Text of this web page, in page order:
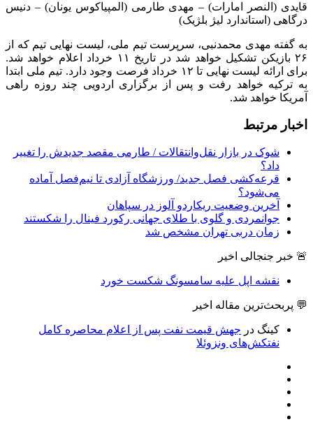
قایدی (النصر امارات) – مهدی طارمی (المپیاکوس یونان) – دنیس
درگاهی (استاندارد لیژ بلژیک)
به گفته مهدی محمدنبی، سرپرست تیم ملی، لیست نهایی تیم که از
۲۶ بازیکن تشکیل خواهد شد در تاریخ ۱۱ خرداد اعلام خواهد شد.
برای ارائه لیست نهایی تا ۱۲ خرداد فرصت وجود دارد. تیم ملی ابتدا
به ترکیه خواهد رفت و پس از برگزاری اردویی چند روزه راهی
آمریکا خواهد شد.
اخبار مرتبط
شوک در بازار نقل‌وانتقالات / طارمی مقصد جدیدش را تغییر
داد؟
قرعه‎‌کشی فصل جدید/ ورزشگاه آزادی تا نیم‌فصل آماده
می‌شود؟
آخرین وضعیت ریکاردو آلوز در سپاهان
جوانمردی و گلوی با طلای جهانی رکورد فینال را شکستند
زمان دربی تهران مشخص شد
🚨 خبر جنجالی اخیر
نقشه اپل علیه سامسونگ شکست خورد
💬 پربحث‌ترین مقاله اخیر
کینگ در جهش قیمت نفت پس از اعلام محاصره کامل
نفتکش‌های ونزوئلا